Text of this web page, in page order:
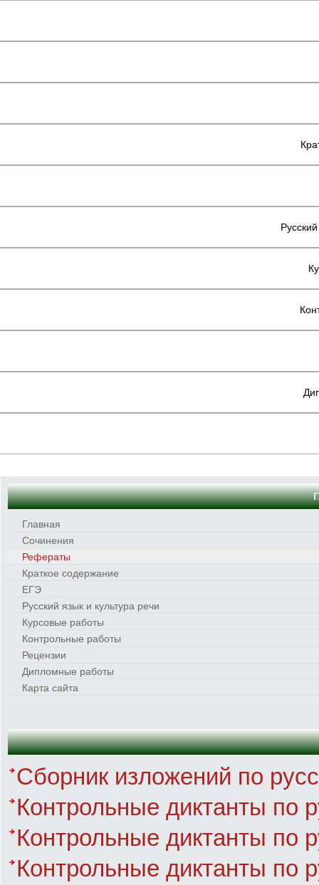
Главная
Сочинения
Рефераты
Краткое содержание
ЕГЭ
Русский язык и культура речи
Курсовые работы
Контрольные работы
Рецензии
Дипломные работы
Карта сайта
Сборник изложений по
Контрольные диктанты по
Контрольные диктанты по
Контрольные диктанты по